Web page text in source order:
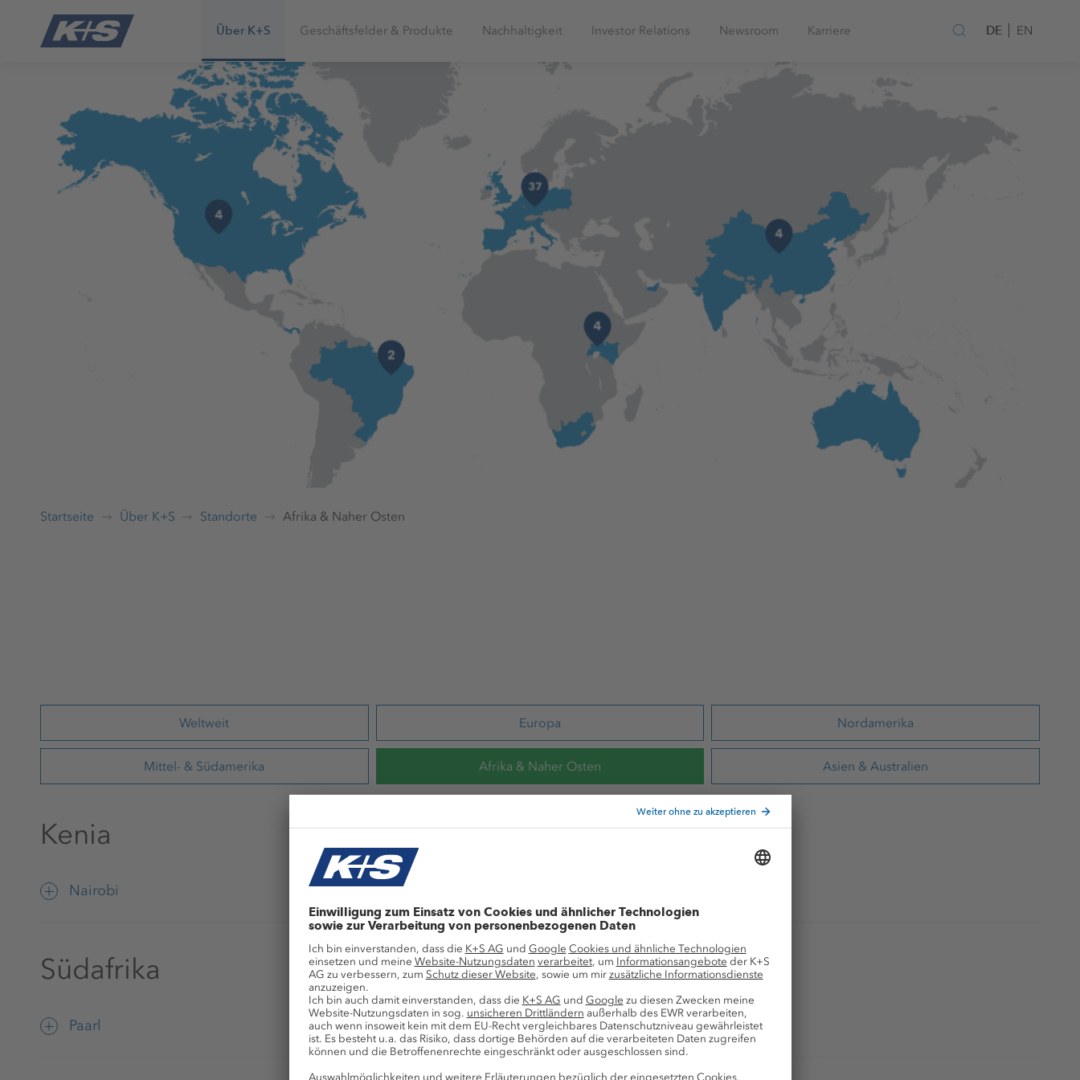
Über K+S Geschäftsfelder & Produkte Nachhaltigkeit Investor Relations Newsroom Karriere DE EN
Startseite Über K+S Standorte Afrika & Naher Osten
Weltweit Europa Nordamerika
Mittel- & Südamerika Afrika & Naher Osten Asien & Australien
Kenia
Nairobi
Kenia
Südafrika
Paarl